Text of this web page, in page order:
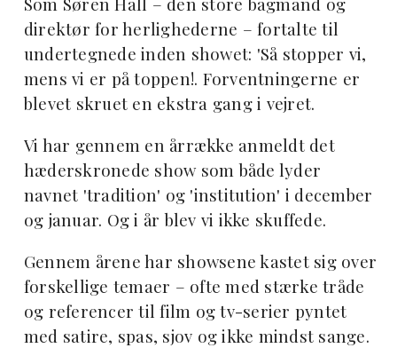
direktør for herlighederne – fortalte til
undertegnede inden showet: 'Så stopper vi,
mens vi er på toppen!. Forventningerne er
blevet skruet en ekstra gang i vejret.
Vi har gennem en årrække anmeldt det
hæderskronede show som både lyder
navnet 'tradition' og 'institution' i december
og januar. Og i år blev vi ikke skuffede.
Gennem årene har showsene kastet sig over
forskellige temaer – ofte med stærke tråde
og referencer til film og tv-serier pyntet
med satire, spas, sjov og ikke mindst sange.